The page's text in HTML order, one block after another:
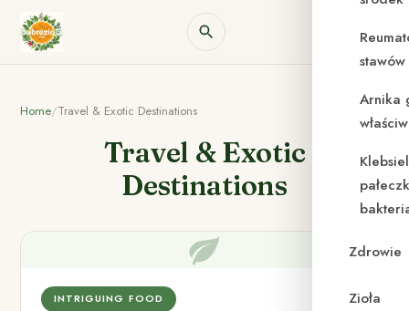
Arnika
Zdrowie
Zioła
Home/Travel & Exotic Destinations
Travel & Exotic
Destinations
INTRIGUING FOOD